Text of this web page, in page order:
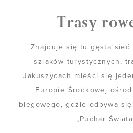
Trasy
Znajduje się tu gęsta sieć
szlaków turystycznych,
Jakuszycach mieści się
Europie Środkowej
biegowego, gdzie odbywa
„Puchar